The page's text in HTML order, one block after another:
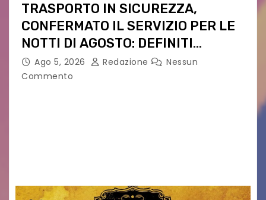
TRASPORTO IN SICUREZZA,
CONFERMATO IL SERVIZIO PER LE
NOTTI DI AGOSTO: DEFINITI
PERCORSI, FERMATE E ORARIO
Ago 5, 2026 Redazione
Nessun
Commento